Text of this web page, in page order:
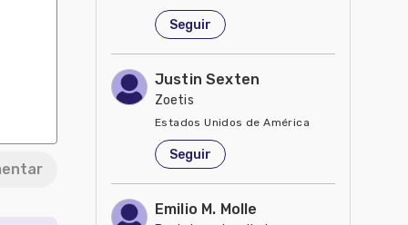
Seguir
Justin Sexten
Zoetis
Estados Unidos de América
Seguir
Emilio M. Molle